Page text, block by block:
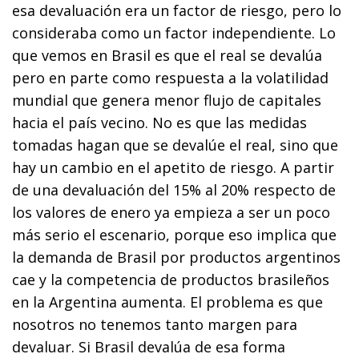
esa devaluación era un factor de riesgo, pero lo
consideraba como un factor independiente. Lo
que vemos en Brasil es que el real se devalúa
pero en parte como respuesta a la volatilidad
mundial que genera menor flujo de capitales
hacia el país vecino. No es que las medidas
tomadas hagan que se devalúe el real, sino que
hay un cambio en el apetito de riesgo. A partir
de una devaluación del 15% al 20% respecto de
los valores de enero ya empieza a ser un poco
más serio el escenario, porque eso implica que
la demanda de Brasil por productos argentinos
cae y la competencia de productos brasileños
en la Argentina aumenta. El problema es que
nosotros no tenemos tanto margen para
devaluar. Si Brasil devalúa de esa forma